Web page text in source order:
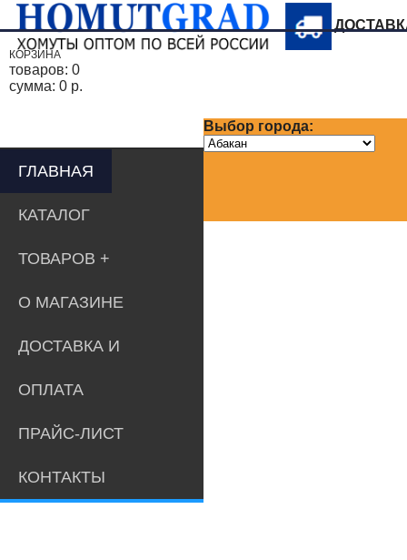
Выбор города:
КОРЗИНА
товаров: 0
сумма: 0 р.
ГЛАВНАЯ
КАТАЛОГ
ТОВАРОВ
О МАГАЗИНЕ
ДОСТАВКА И
ОПЛАТА
ПРАЙС-ЛИСТ
КОНТАКТЫ